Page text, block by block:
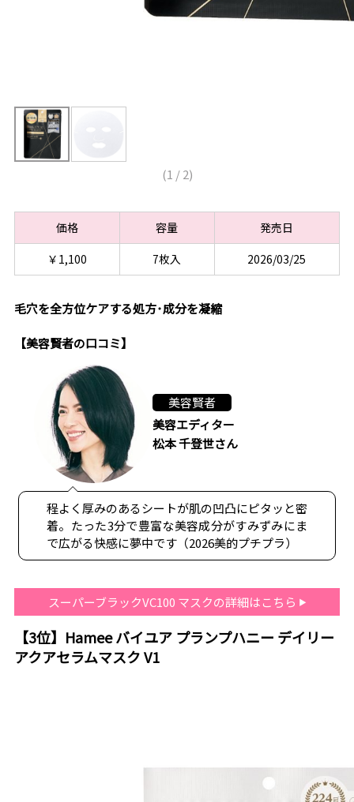
(1 /2)
価格 容量
発売日
￥1,100
7枚入 2026/03/25
毛穴を全方位ケアする処方･成分を凝縮
【美容賢者の口コミ】
美容賢者
美容エディター
松本 千登世さん
程よく厚みのあるシートが肌の凹凸にピタッと密
着。たった3分で豊富な美容成分がすみずみにま
で広がる快感に夢中です（2026美的プチプラ）
スーパーブラックVC100 マスクの詳細はこちら
【3位】Hamee バイユア プランプハニー デイリー
アクアセラムマスク V1